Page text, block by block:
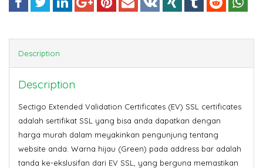
Description
Description
Sectigo Extended Validation Certificates (EV) SSL certificates
adalah sertifikat SSL yang bisa anda dapatkan dengan
harga murah dalam meyakinkan pengunjung tentang
website anda. Warna hijau (Green) pada address bar adalah
tanda ke-ekslusifan dari EV SSL, yang berguna memastikan